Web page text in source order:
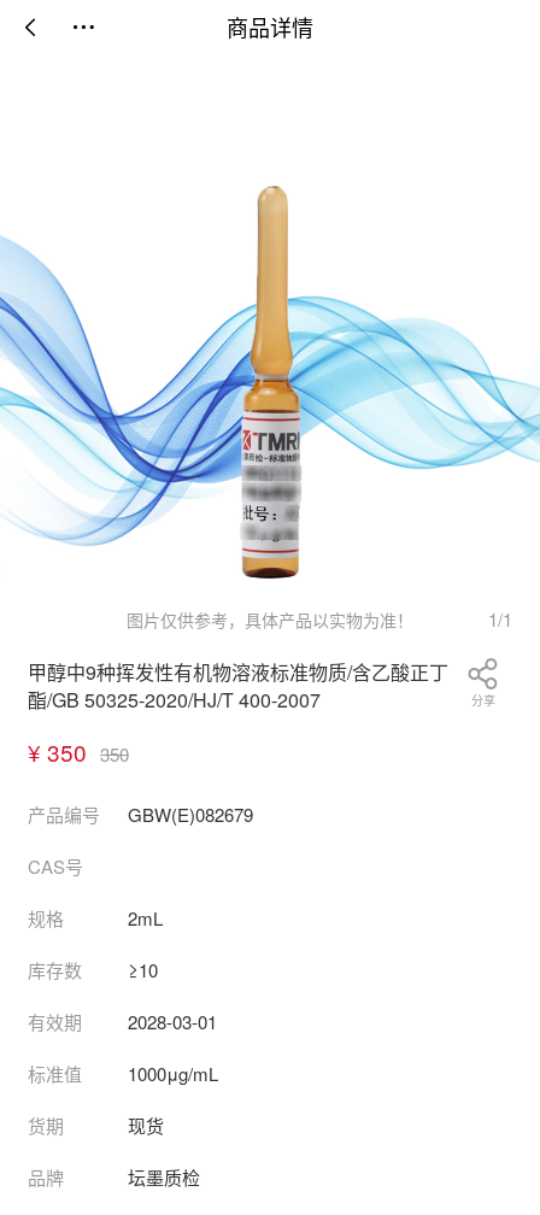
商品详情
 
图片仅供参考，具体产品以实物为准！ 1/1
甲醇中9种挥发性有机物溶液标准物质/含乙酸正丁
酯/GB 50325-2020/HJ/T 400-2007
¥ 350 350
分享
产品编号 GBW(E)082679
CAS号
规格 2mL
库存数 ≥10
有效期 2028-03-01
标准值 1000μg/mL
货期 现货
品牌 坛墨质检